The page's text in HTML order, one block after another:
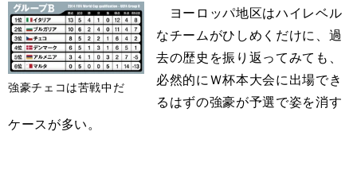
強豪チェコは苦戦中だ
ヨーロッパ地区はハイレベル
なチームがひしめくだけに、過
去の歴史を振り返ってみても、
必然的にＷ杯本大会に出場でき
るはずの強豪が予選で姿を消す
ケースが多い。